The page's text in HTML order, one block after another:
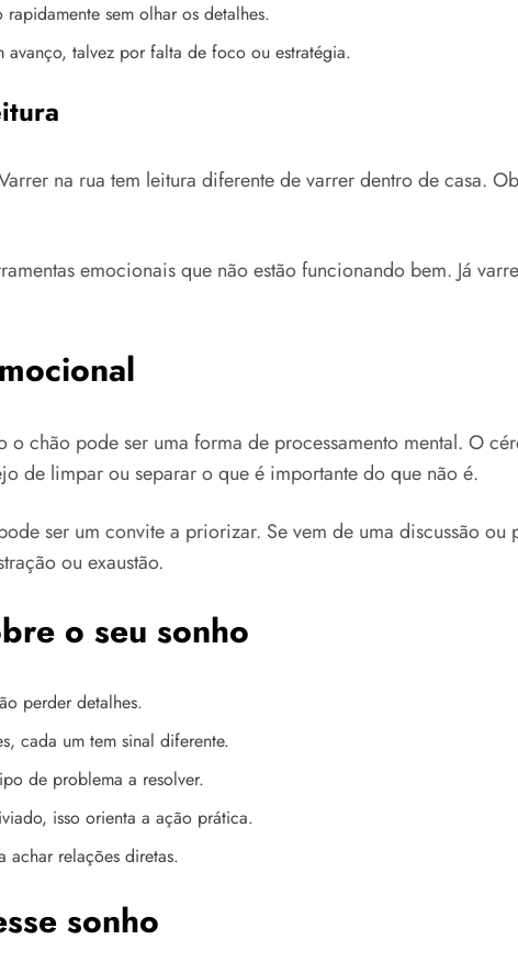
sem olhar os detalhes.
avanço, talvez por falta de foco ou estratégia.
na rua tem leitura diferente de varrer dentro de casa.
emocionais que não estão funcionando bem. Já
chão pode ser uma forma de processamento mental. O
de limpar ou separar o que é importante do que não é.
ser um convite a priorizar. Se vem de uma discussão
ou exaustão.
o seu sonho
perder detalhes.
cada um tem sinal diferente.
de problema a resolver.
isso orienta a ação prática.
achar relações diretas.
sonho